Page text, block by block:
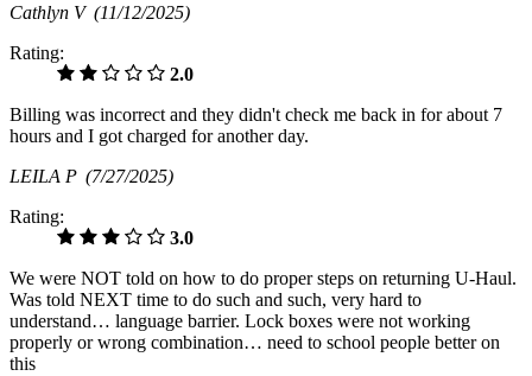
Cathlyn V (11/12/2025)
Rating:
2.0
Billing was incorrect and they didn't check me back in for about 7
hours and I got charged for another day.
LEILA P (7/27/2025)
Rating:
3.0
We were NOT told on how to do proper steps on returning U-Haul.
Was told NEXT time to do such and such, very hard to
understand… language barrier. Lock boxes were not working
properly or wrong combination… need to school people better on
this